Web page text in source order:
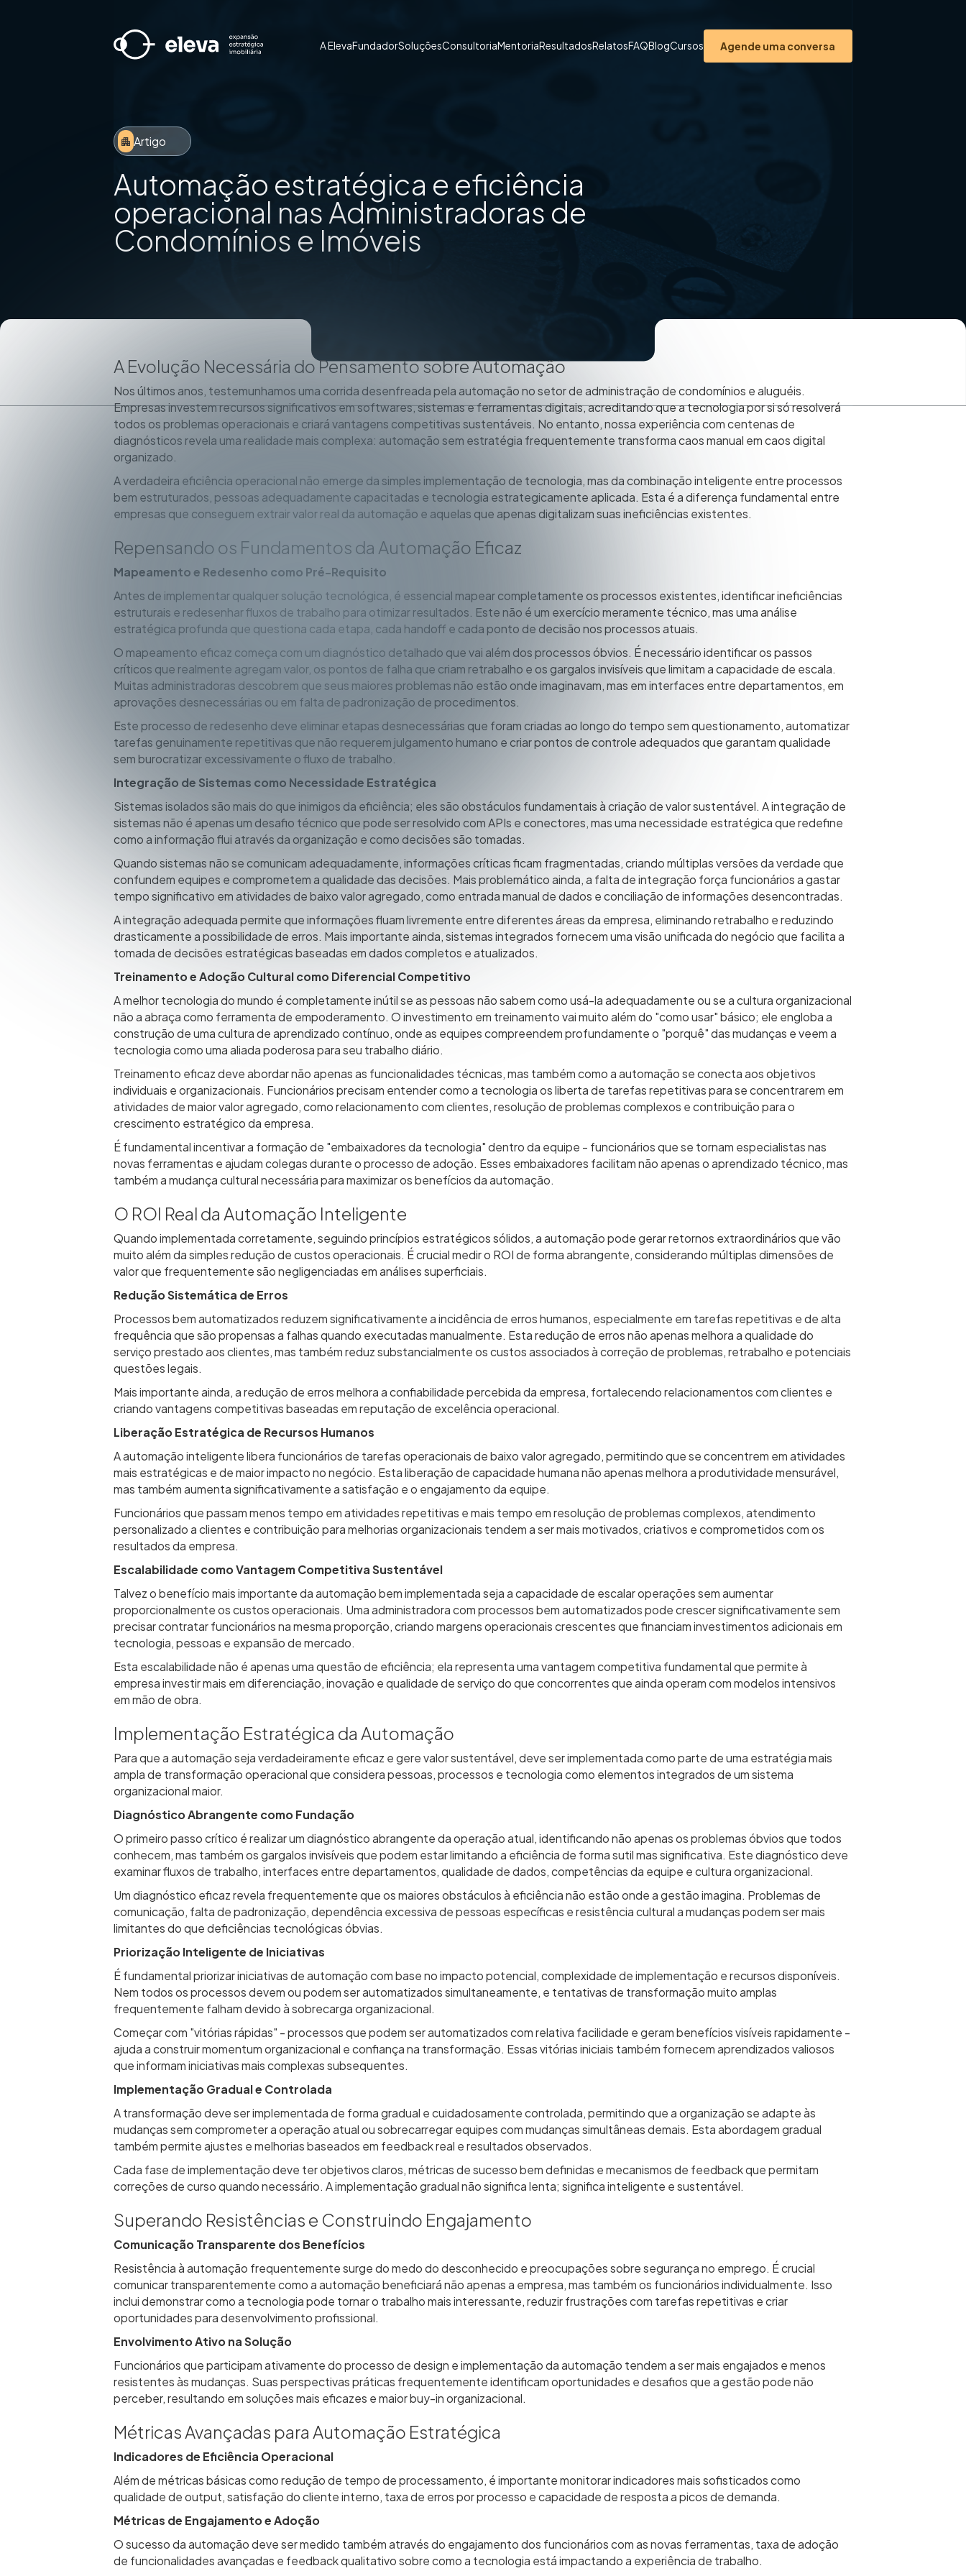
A ElevaFundadorSoluçõesConsultoriaMentoriaResultadosRelatosFAQBlogCursos Agende uma conversa
Artigo
Automação estratégica e eficiência
operacional nas Administradoras de
Condomínios e Imóveis
A Evolução Necessária do Pensamento sobre Automação
Nos últimos anos, testemunhamos uma corrida desenfreada pela automação no setor de administração de condomínios e aluguéis.
Empresas investem recursos significativos em softwares, sistemas e ferramentas digitais, acreditando que a tecnologia por si só resolverá
todos os problemas operacionais e criará vantagens competitivas sustentáveis. No entanto, nossa experiência com centenas de
diagnósticos revela uma realidade mais complexa: automação sem estratégia frequentemente transforma caos manual em caos digital
organizado.
A verdadeira eficiência operacional não emerge da simples implementação de tecnologia, mas da combinação inteligente entre processos
bem estruturados, pessoas adequadamente capacitadas e tecnologia estrategicamente aplicada. Esta é a diferença fundamental entre
empresas que conseguem extrair valor real da automação e aquelas que apenas digitalizam suas ineficiências existentes.
Repensando os Fundamentos da Automação Eficaz
Mapeamento e Redesenho como Pré-Requisito
Antes de implementar qualquer solução tecnológica, é essencial mapear completamente os processos existentes, identificar ineficiências
estruturais e redesenhar fluxos de trabalho para otimizar resultados. Este não é um exercício meramente técnico, mas uma análise
estratégica profunda que questiona cada etapa, cada handoff e cada ponto de decisão nos processos atuais.
O mapeamento eficaz começa com um diagnóstico detalhado que vai além dos processos óbvios. É necessário identificar os passos
críticos que realmente agregam valor, os pontos de falha que criam retrabalho e os gargalos invisíveis que limitam a capacidade de escala.
Muitas administradoras descobrem que seus maiores problemas não estão onde imaginavam, mas em interfaces entre departamentos, em
aprovações desnecessárias ou em falta de padronização de procedimentos.
Este processo de redesenho deve eliminar etapas desnecessárias que foram criadas ao longo do tempo sem questionamento, automatizar
tarefas genuinamente repetitivas que não requerem julgamento humano e criar pontos de controle adequados que garantam qualidade
sem burocratizar excessivamente o fluxo de trabalho.
Integração de Sistemas como Necessidade Estratégica
Sistemas isolados são mais do que inimigos da eficiência; eles são obstáculos fundamentais à criação de valor sustentável. A integração de
sistemas não é apenas um desafio técnico que pode ser resolvido com APIs e conectores, mas uma necessidade estratégica que redefine
como a informação flui através da organização e como decisões são tomadas.
Quando sistemas não se comunicam adequadamente, informações críticas ficam fragmentadas, criando múltiplas versões da verdade que
confundem equipes e comprometem a qualidade das decisões. Mais problemático ainda, a falta de integração força funcionários a gastar
tempo significativo em atividades de baixo valor agregado, como entrada manual de dados e conciliação de informações desencontradas.
A integração adequada permite que informações fluam livremente entre diferentes áreas da empresa, eliminando retrabalho e reduzindo
drasticamente a possibilidade de erros. Mais importante ainda, sistemas integrados fornecem uma visão unificada do negócio que facilita a
tomada de decisões estratégicas baseadas em dados completos e atualizados.
Treinamento e Adoção Cultural como Diferencial Competitivo
A melhor tecnologia do mundo é completamente inútil se as pessoas não sabem como usá-la adequadamente ou se a cultura organizacional
não a abraça como ferramenta de empoderamento. O investimento em treinamento vai muito além do "como usar" básico; ele engloba a
construção de uma cultura de aprendizado contínuo, onde as equipes compreendem profundamente o "porquê" das mudanças e veem a
tecnologia como uma aliada poderosa para seu trabalho diário.
Treinamento eficaz deve abordar não apenas as funcionalidades técnicas, mas também como a automação se conecta aos objetivos
individuais e organizacionais. Funcionários precisam entender como a tecnologia os liberta de tarefas repetitivas para se concentrarem em
atividades de maior valor agregado, como relacionamento com clientes, resolução de problemas complexos e contribuição para o
crescimento estratégico da empresa.
É fundamental incentivar a formação de "embaixadores da tecnologia" dentro da equipe - funcionários que se tornam especialistas nas
novas ferramentas e ajudam colegas durante o processo de adoção. Esses embaixadores facilitam não apenas o aprendizado técnico, mas
também a mudança cultural necessária para maximizar os benefícios da automação.
O ROI Real da Automação Inteligente
Quando implementada corretamente, seguindo princípios estratégicos sólidos, a automação pode gerar retornos extraordinários que vão
muito além da simples redução de custos operacionais. É crucial medir o ROI de forma abrangente, considerando múltiplas dimensões de
valor que frequentemente são negligenciadas em análises superficiais.
Redução Sistemática de Erros
Processos bem automatizados reduzem significativamente a incidência de erros humanos, especialmente em tarefas repetitivas e de alta
frequência que são propensas a falhas quando executadas manualmente. Esta redução de erros não apenas melhora a qualidade do
serviço prestado aos clientes, mas também reduz substancialmente os custos associados à correção de problemas, retrabalho e potenciais
questões legais.
Mais importante ainda, a redução de erros melhora a confiabilidade percebida da empresa, fortalecendo relacionamentos com clientes e
criando vantagens competitivas baseadas em reputação de excelência operacional.
Liberação Estratégica de Recursos Humanos
A automação inteligente libera funcionários de tarefas operacionais de baixo valor agregado, permitindo que se concentrem em atividades
mais estratégicas e de maior impacto no negócio. Esta liberação de capacidade humana não apenas melhora a produtividade mensurável,
mas também aumenta significativamente a satisfação e o engajamento da equipe.
Funcionários que passam menos tempo em atividades repetitivas e mais tempo em resolução de problemas complexos, atendimento
personalizado a clientes e contribuição para melhorias organizacionais tendem a ser mais motivados, criativos e comprometidos com os
resultados da empresa.
Escalabilidade como Vantagem Competitiva Sustentável
Talvez o benefício mais importante da automação bem implementada seja a capacidade de escalar operações sem aumentar
proporcionalmente os custos operacionais. Uma administradora com processos bem automatizados pode crescer significativamente sem
precisar contratar funcionários na mesma proporção, criando margens operacionais crescentes que financiam investimentos adicionais em
tecnologia, pessoas e expansão de mercado.
Esta escalabilidade não é apenas uma questão de eficiência; ela representa uma vantagem competitiva fundamental que permite à
empresa investir mais em diferenciação, inovação e qualidade de serviço do que concorrentes que ainda operam com modelos intensivos
em mão de obra.
Implementação Estratégica da Automação
Para que a automação seja verdadeiramente eficaz e gere valor sustentável, deve ser implementada como parte de uma estratégia mais
ampla de transformação operacional que considera pessoas, processos e tecnologia como elementos integrados de um sistema
organizacional maior.
Diagnóstico Abrangente como Fundação
O primeiro passo crítico é realizar um diagnóstico abrangente da operação atual, identificando não apenas os problemas óbvios que todos
conhecem, mas também os gargalos invisíveis que podem estar limitando a eficiência de forma sutil mas significativa. Este diagnóstico deve
examinar fluxos de trabalho, interfaces entre departamentos, qualidade de dados, competências da equipe e cultura organizacional.
Um diagnóstico eficaz revela frequentemente que os maiores obstáculos à eficiência não estão onde a gestão imagina. Problemas de
comunicação, falta de padronização, dependência excessiva de pessoas específicas e resistência cultural a mudanças podem ser mais
limitantes do que deficiências tecnológicas óbvias.
Priorização Inteligente de Iniciativas
É fundamental priorizar iniciativas de automação com base no impacto potencial, complexidade de implementação e recursos disponíveis.
Nem todos os processos devem ou podem ser automatizados simultaneamente, e tentativas de transformação muito amplas
frequentemente falham devido à sobrecarga organizacional.
Começar com "vitórias rápidas" - processos que podem ser automatizados com relativa facilidade e geram benefícios visíveis rapidamente -
ajuda a construir momentum organizacional e confiança na transformação. Essas vitórias iniciais também fornecem aprendizados valiosos
que informam iniciativas mais complexas subsequentes.
Implementação Gradual e Controlada
A transformação deve ser implementada de forma gradual e cuidadosamente controlada, permitindo que a organização se adapte às
mudanças sem comprometer a operação atual ou sobrecarregar equipes com mudanças simultâneas demais. Esta abordagem gradual
também permite ajustes e melhorias baseados em feedback real e resultados observados.
Cada fase de implementação deve ter objetivos claros, métricas de sucesso bem definidas e mecanismos de feedback que permitam
correções de curso quando necessário. A implementação gradual não significa lenta; significa inteligente e sustentável.
Superando Resistências e Construindo Engajamento
Comunicação Transparente dos Benefícios
Resistência à automação frequentemente surge do medo do desconhecido e preocupações sobre segurança no emprego. É crucial
comunicar transparentemente como a automação beneficiará não apenas a empresa, mas também os funcionários individualmente. Isso
inclui demonstrar como a tecnologia pode tornar o trabalho mais interessante, reduzir frustrações com tarefas repetitivas e criar
oportunidades para desenvolvimento profissional.
Envolvimento Ativo na Solução
Funcionários que participam ativamente do processo de design e implementação da automação tendem a ser mais engajados e menos
resistentes às mudanças. Suas perspectivas práticas frequentemente identificam oportunidades e desafios que a gestão pode não
perceber, resultando em soluções mais eficazes e maior buy-in organizacional.
Métricas Avançadas para Automação Estratégica
Indicadores de Eficiência Operacional
Além de métricas básicas como redução de tempo de processamento, é importante monitorar indicadores mais sofisticados como
qualidade de output, satisfação do cliente interno, taxa de erros por processo e capacidade de resposta a picos de demanda.
Métricas de Engajamento e Adoção
O sucesso da automação deve ser medido também através do engajamento dos funcionários com as novas ferramentas, taxa de adoção
de funcionalidades avançadas e feedback qualitativo sobre como a tecnologia está impactando a experiência de trabalho.